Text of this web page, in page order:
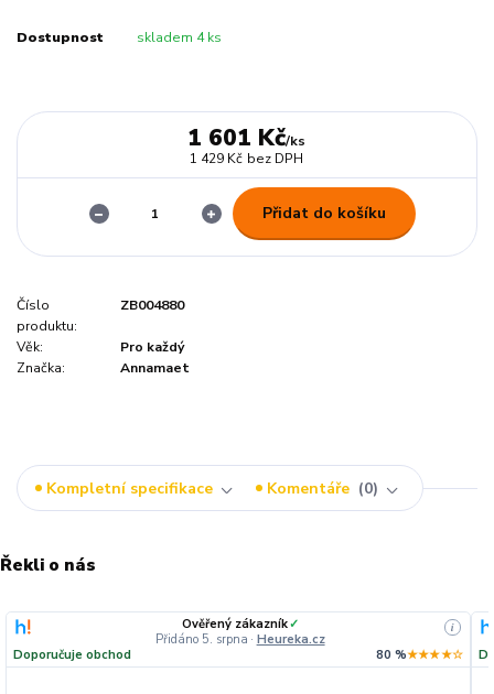
Dostupnost skladem 4 ks
1 601 Kč/ks
1 429 Kč bez DPH
Přidat do košíku
Číslo
produktu:
ZB004880
Věk:
Pro každý
Značka:
Annamaet
Kompletní specifikace Komentáře 0
Řekli o nás
Ověřený zákazník✓
Přidáno 5. srpna · Heureka.cz
i
Doporučuje obchod 80 %★★★★☆